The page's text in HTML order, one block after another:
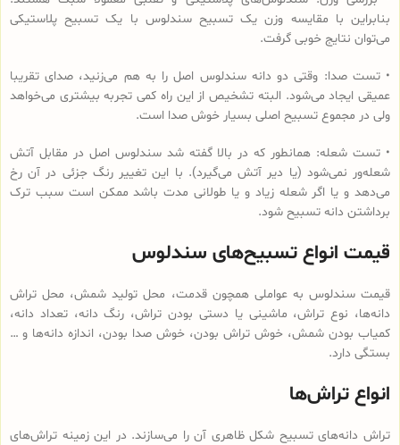
بنابراین با مقایسه وزن یک تسبیح سندلوس با یک تسبیح پلاستیکی
می‌توان نتایج خوبی گرفت.
• تست صدا: وقتی دو دانه سندلوس اصل را به هم می‌زنید، صدای تقریبا
عمیقی ایجاد می‌شود. البته تشخیص از این راه کمی تجربه بیشتری می‌خواهد
ولی در مجموع تسبیح اصلی بسیار خوش صدا است.
• تست شعله: همانطور که در بالا گفته شد سندلوس اصل در مقابل آتش
شعله‌ور نمی‌شود (یا دیر آتش می‌گیرد). با این تغییر رنگ جزئی در آن رخ
می‌دهد و یا اگر شعله زیاد و یا طولانی مدت باشد ممکن است سبب ترک
برداشتن دانه تسبیح شود.
قیمت انواع تسبیح‌های سندلوس
قیمت سندلوس به عواملی همچون قدمت، محل تولید شمش، محل تراش
دانه‌ها، نوع تراش، ماشینی یا دستی بودن تراش، رنگ دانه، تعداد دانه،
کمیاب بودن شمش، خوش تراش بودن، خوش صدا بودن، اندازه دانه‌ها و …
بستگی دارد.
انواع تراش‌ها
تراش دانه‌های تسبیح شکل ظاهری آن را می‌سازند. در این زمینه تراش‌های